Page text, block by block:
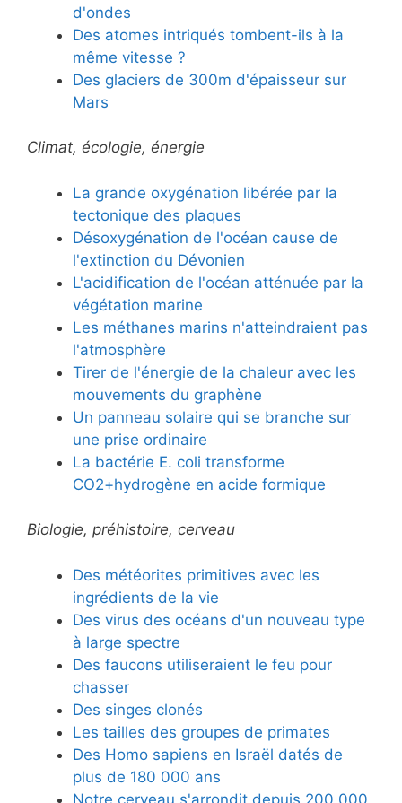
d'ondes
Des atomes intriqués tombent-ils à la
même vitesse ?
Des glaciers de 300m d'épaisseur sur
Mars
Climat, écologie, énergie
La grande oxygénation libérée par la
tectonique des plaques
Désoxygénation de l'océan cause de
l'extinction du Dévonien
L'acidification de l'océan atténuée par la
végétation marine
Les méthanes marins n'atteindraient pas
l'atmosphère
Tirer de l'énergie de la chaleur avec les
mouvements du graphène
Un panneau solaire qui se branche sur
une prise ordinaire
La bactérie E. coli transforme
CO2+hydrogène en acide formique
Biologie, préhistoire, cerveau
Des météorites primitives avec les
ingrédients de la vie
Des virus des océans d'un nouveau type
à large spectre
Des faucons utiliseraient le feu pour
chasser
Des singes clonés
Les tailles des groupes de primates
Des Homo sapiens en Israël datés de
plus de 180 000 ans
Notre cerveau s'arrondit depuis 200 000